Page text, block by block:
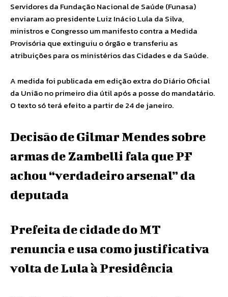
Servidores da Fundação Nacional de Saúde (Funasa)
enviaram ao presidente Luiz Inácio Lula da Silva,
ministros e Congresso um manifesto contra a Medida
Provisória que extinguiu o órgão e transferiu as
atribuições para os ministérios das Cidades e da Saúde.
A medida foi publicada em edição extra do Diário Oficial
da União no primeiro dia útil após a posse do mandatário.
O texto só terá efeito a partir de 24 de janeiro.
Decisão de Gilmar Mendes sobre
armas de Zambelli fala que PF
achou “verdadeiro arsenal” da
deputada
Prefeita de cidade do MT
renuncia e usa como justificativa
volta de Lula à Presidência